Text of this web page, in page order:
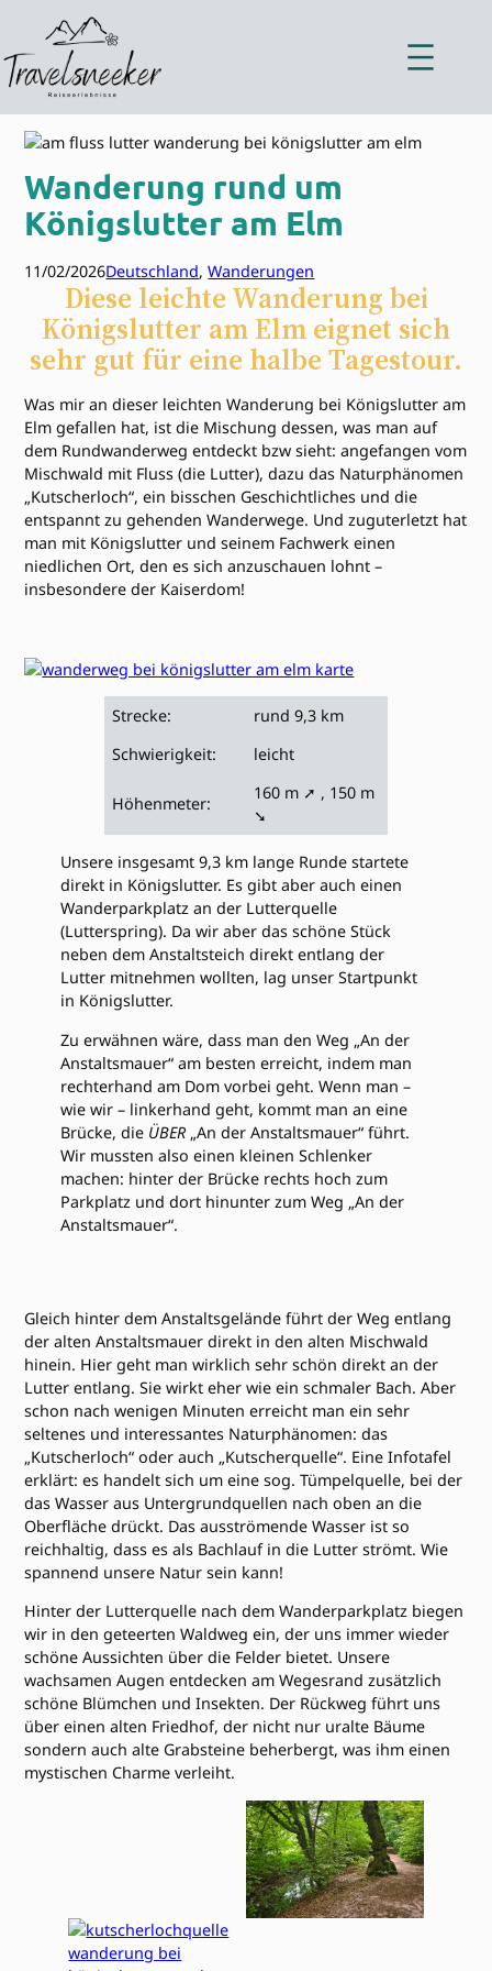
springen
Wanderung rund um
Königslutter am Elm
11/02/2026Deutschland, Wanderungen
Diese leichte Wanderung bei
Königslutter am Elm eignet sich
sehr gut für eine halbe Tagestour.
Was mir an dieser leichten Wanderung bei Königslutter am
Elm gefallen hat, ist die Mischung dessen, was man auf
dem Rundwanderweg entdeckt bzw sieht: angefangen vom
Mischwald mit Fluss (die Lutter), dazu das Naturphänomen
„Kutscherloch“, ein bisschen Geschichtliches und die
entspannt zu gehenden Wanderwege. Und zuguterletzt hat
man mit Königslutter und seinem Fachwerk einen
niedlichen Ort, den es sich anzuschauen lohnt –
insbesondere der Kaiserdom!
Strecke:
rund 9,3 km
Schwierigkeit:
leicht
Höhenmeter:
160 m ➚ , 150 m
➘
Unsere insgesamt 9,3 km lange Runde startete
direkt in Königslutter. Es gibt aber auch einen
Wanderparkplatz an der Lutterquelle
(Lutterspring). Da wir aber das schöne Stück
neben dem Anstaltsteich direkt entlang der
Lutter mitnehmen wollten, lag unser Startpunkt
in Königslutter.
Zu erwähnen wäre, dass man den Weg „An der
Anstaltsmauer“ am besten erreicht, indem man
rechterhand am Dom vorbei geht. Wenn man –
wie wir – linkerhand geht, kommt man an eine
Brücke, die ÜBER„An der Anstaltsmauer“ führt.
Wir mussten also einen kleinen Schlenker
machen: hinter der Brücke rechts hoch zum
Parkplatz und dort hinunter zum Weg „An der
Anstaltsmauer“.
Gleich hinter dem Anstaltsgelände führt der Weg entlang
der alten Anstaltsmauer direkt in den alten Mischwald
hinein. Hier geht man wirklich sehr schön direkt an der
Lutter entlang. Sie wirkt eher wie ein schmaler Bach. Aber
schon nach wenigen Minuten erreicht man ein sehr
seltenes und interessantes Naturphänomen: das
„Kutscherloch“ oder auch „Kutscherquelle“. Eine Infotafel
erklärt: es handelt sich um eine sog. Tümpelquelle, bei der
das Wasser aus Untergrundquellen nach oben an die
Oberfläche drückt. Das ausströmende Wasser ist so
reichhaltig, dass es als Bachlauf in die Lutter strömt. Wie
spannend unsere Natur sein kann!
Hinter der Lutterquelle nach dem Wanderparkplatz biegen
wir in den geteerten Waldweg ein, der uns immer wieder
schöne Aussichten über die Felder bietet. Unsere
wachsamen Augen entdecken am Wegesrand zusätzlich
schöne Blümchen und Insekten. Der Rückweg führt uns
über einen alten Friedhof, der nicht nur uralte Bäume
sondern auch alte Grabsteine beherbergt, was ihm einen
mystischen Charme verleiht.